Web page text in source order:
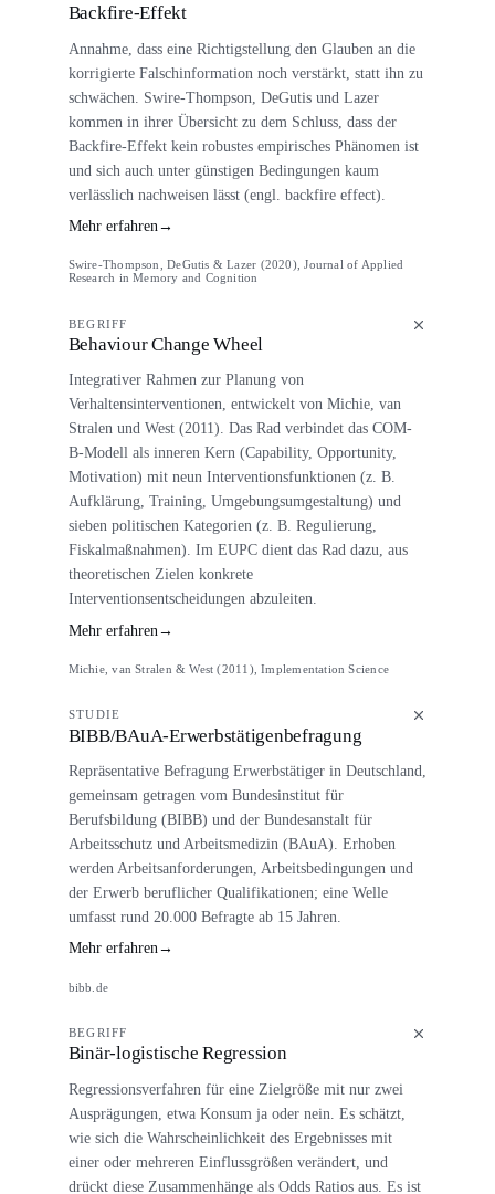
Backfire-Effekt
Annahme, dass eine Richtigstellung den Glauben an die
korrigierte Falschinformation noch verstärkt, statt ihn zu
schwächen. Swire-Thompson, DeGutis und Lazer
kommen in ihrer Übersicht zu dem Schluss, dass der
Backfire-Effekt kein robustes empirisches Phänomen ist
und sich auch unter günstigen Bedingungen kaum
verlässlich nachweisen lässt (engl. backfire effect).
Mehr erfahren →
Swire-Thompson, DeGutis & Lazer (2020), Journal of Applied
Research in Memory and Cognition
BEGRIFF
Behaviour Change Wheel
Integrativer Rahmen zur Planung von
Verhaltensinterventionen, entwickelt von Michie, van
Stralen und West (2011). Das Rad verbindet das COM-
B-Modell als inneren Kern (Capability, Opportunity,
Motivation) mit neun Interventionsfunktionen (z. B.
Aufklärung, Training, Umgebungsumgestaltung) und
sieben politischen Kategorien (z. B. Regulierung,
Fiskalmaßnahmen). Im EUPC dient das Rad dazu, aus
theoretischen Zielen konkrete
Interventionsentscheidungen abzuleiten.
Mehr erfahren →
Michie, van Stralen & West (2011), Implementation Science
STUDIE
BIBB/BAuA-Erwerbstätigenbefragung
Repräsentative Befragung Erwerbstätiger in Deutschland,
gemeinsam getragen vom Bundesinstitut für
Berufsbildung (BIBB) und der Bundesanstalt für
Arbeitsschutz und Arbeitsmedizin (BAuA). Erhoben
werden Arbeitsanforderungen, Arbeitsbedingungen und
der Erwerb beruflicher Qualifikationen; eine Welle
umfasst rund 20.000 Befragte ab 15 Jahren.
Mehr erfahren→
bibb.de
BEGRIFF
Binär-logistische Regression
Regressionsverfahren für eine Zielgröße mit nur zwei
Ausprägungen, etwa Konsum ja oder nein. Es schätzt,
wie sich die Wahrscheinlichkeit des Ergebnisses mit
einer oder mehreren Einflussgrößen verändert, und
drückt diese Zusammenhänge als Odds Ratios aus. Es ist